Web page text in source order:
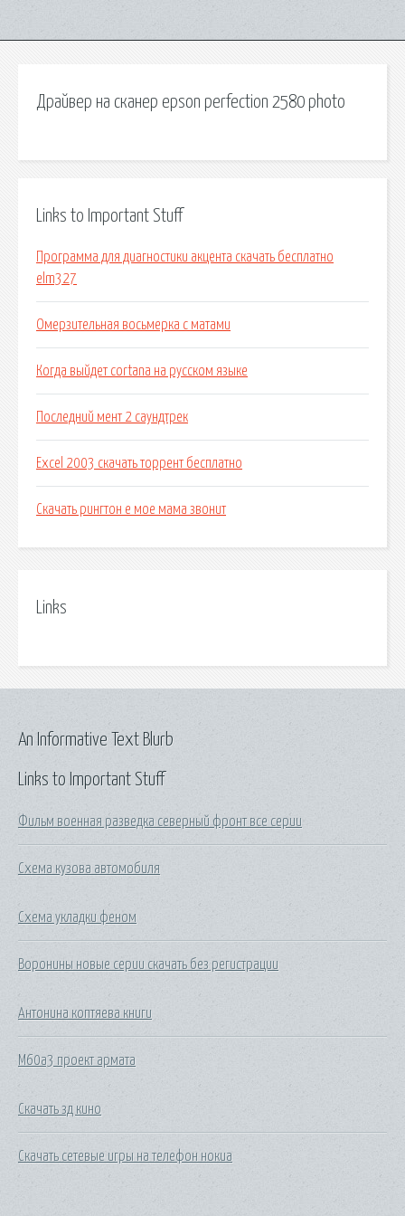
Драйвер на сканер epson perfection 2580 photo
Links to Important Stuff
Программа для диагностики акцента скачать бесплатно
elm327
Омерзительная восьмерка с матами
Когда выйдет cortana на русском языке
Последний мент 2 саундтрек
Excel 2003 скачать торрент бесплатно
Скачать рингтон е мое мама звонит
Links
Links to Important Stuff
Фильм военная разведка северный фронт все серии
Схема кузова автомобиля
Схема укладки феном
Воронины новые серии скачать без регистрации
Антонина коптяева книги
М60а3 проект армата
Скачать зд кино
Скачать сетевые игры на телефон нокиа
An Informative Text Blurb